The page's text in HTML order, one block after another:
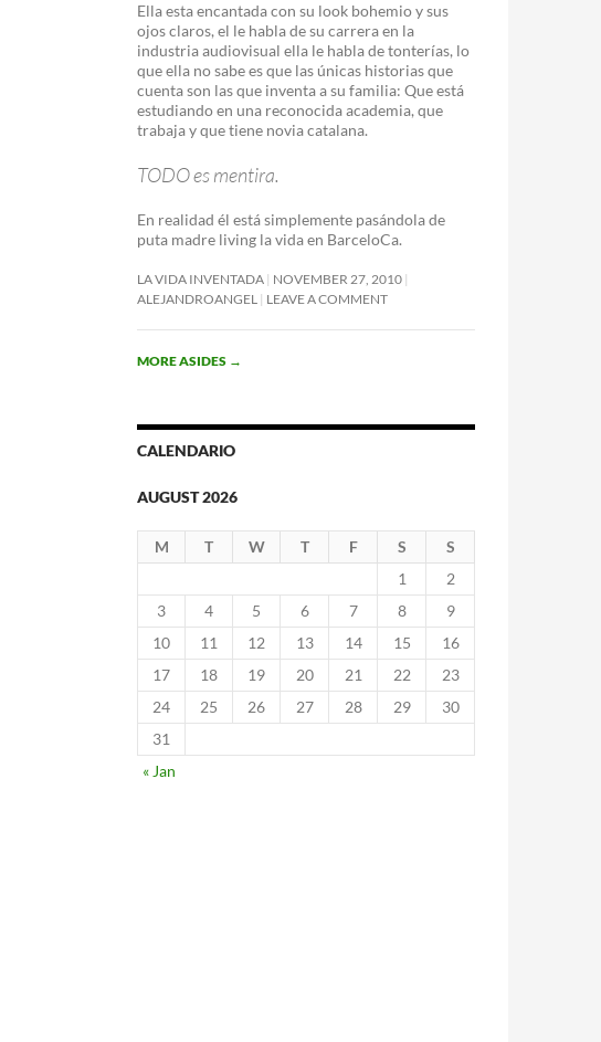
Ella esta encantada con su look bohemio y sus
ojos claros, el le habla de su carrera en la
industria audiovisual ella le habla de tonterías, lo
que ella no sabe es que las únicas historias que
cuenta son las que inventa a su familia: Que está
estudiando en una reconocida academia, que
trabaja y que tiene novia catalana.
TODO es mentira.
En realidad él está simplemente pasándola de
puta madre living la vida en BarceloCa.
LA VIDA INVENTADA NOVEMBER 27, 2010
ALEJANDROANGEL LEAVE A COMMENT
MORE ASIDES →
CALENDARIO
AUGUST 2026
M T W T F S
S
1
2
3
4 5 6 7 8
9
10
11 12 13 14 15
16
17
18 19 20 21 22
23
24
25 26 27 28 29
30
31
« Jan